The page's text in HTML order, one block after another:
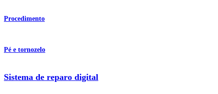
Procedimento
Pé e tornozelo
Sistema de reparo digital